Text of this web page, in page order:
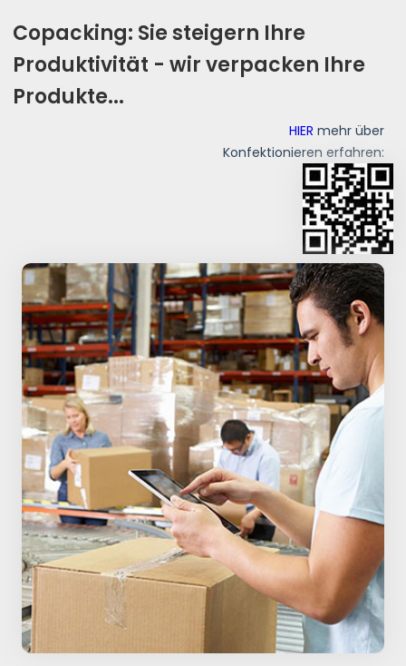
Copacking: Sie steigern Ihre
Produktivität - wir verpacken Ihre
Produkte...
HIER mehr über
Konfektionieren erfahren: